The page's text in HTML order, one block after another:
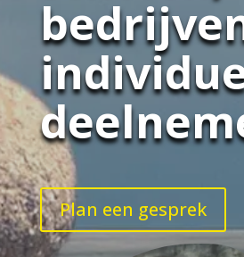
Plan een gesprek